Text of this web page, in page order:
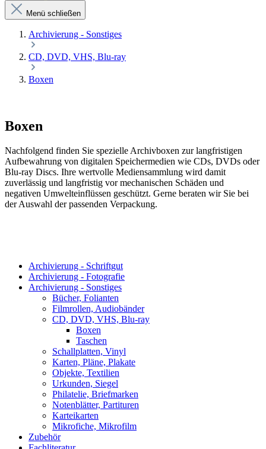
Menü schließen
Archivierung - Sonstiges
CD, DVD, VHS, Blu-ray
Boxen
Boxen
Nachfolgend finden Sie spezielle Archivboxen zur langfristigen
Aufbewahrung von digitalen Speichermedien wie CDs, DVDs oder
Blu-ray Discs. Ihre wertvolle Mediensammlung wird damit
zuverlässig und langfristig vor mechanischen Schäden und
negativen Umwelteinflüssen geschützt. Gerne beraten wir Sie bei
der Auswahl der passenden Verpackung.
Archivierung - Schriftgut
Archivierung - Fotografie
Archivierung - Sonstiges
Bücher, Folianten
Filmrollen, Audiobänder
CD, DVD, VHS, Blu-ray
Boxen
Taschen
Schallplatten, Vinyl
Karten, Pläne, Plakate
Objekte, Textilien
Urkunden, Siegel
Philatelie, Briefmarken
Notenblätter, Partituren
Karteikarten
Mikrofiche, Mikrofilm
Zubehör